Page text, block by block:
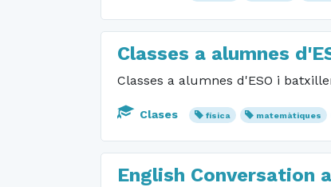
Classes a alumnes
Classes a alumnes d'ESO i
Clases física matemàtiques
English Conversation